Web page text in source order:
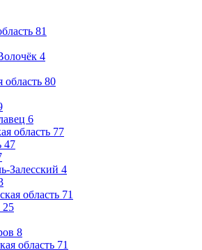
81
4
область 80
6
область 77
47
Залесский 4
область 71
25
8
область 71